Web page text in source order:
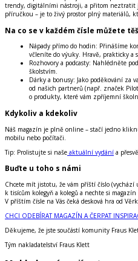
trendy, digitálními nástroji, a přitom neztratit
příručkou – je to živý prostor plný materiálů,
Na co se v každém čísle můžete
Nápady přímo do hodin: Přinášíme
včleníte do výuky. Hravě, prakticky a
Rozhovory a podcasty: Nahlédněte
školstvím.
Dárky a bonusy: Jako poděkování za
od našich partnerů (např. značek
o produkty, které vám zpříjemní
Kdykoliv a kdekoliv
Náš magazín je plně online – stačí jedno
mobilu nebo počítači.
Tip: Prolistujte si naše aktuální vydání a
Buďte u toho s námi
Chcete mít jistotu, že vám příští číslo
k tisícům kolegyň a kolegů a nechte si
V příštím čísle na Vás čeká desková hra od
CHCI ODEBÍRAT MAGAZÍN A ČERPAT
Děkujeme, že jste součástí komunity Fraus
Tým nakladatelství Fraus Klett